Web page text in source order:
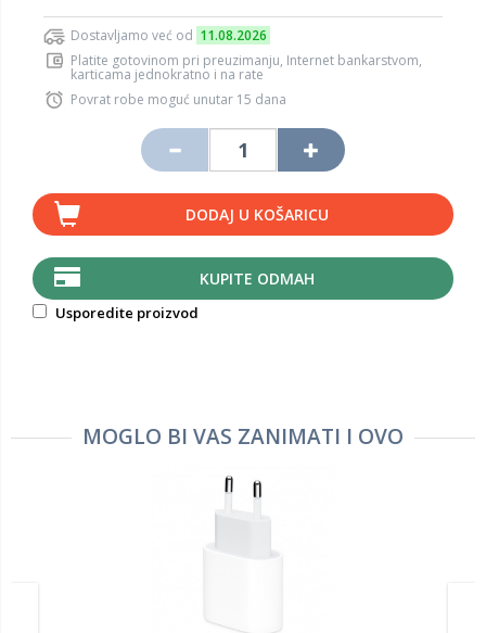
Dostavljamo već od 11.08.2026
Platite gotovinom pri preuzimanju, Internet bankarstvom,
karticama jednokratno i na rate
Povrat robe moguć unutar 15 dana
DODAJ U KOŠARICU
KUPITE ODMAH
Usporedite proizvod
MOGLO BI VAS ZANIMATI I OVO